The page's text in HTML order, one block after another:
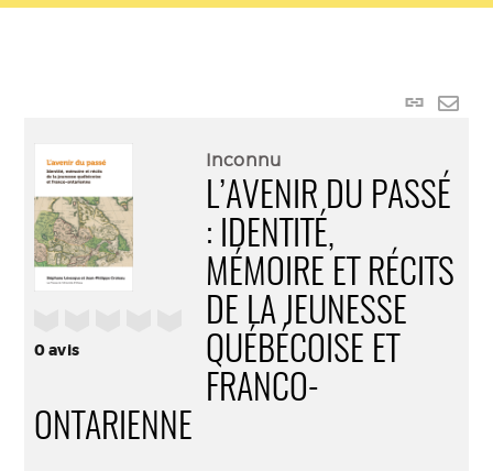
Lien
mail
0avis
Inconnu
L’AVENIR DU PASSÉ
: IDENTITÉ,
MÉMOIRE ET RÉCITS
DE LA JEUNESSE
QUÉBÉCOISE ET
FRANCO-
ONTARIENNE